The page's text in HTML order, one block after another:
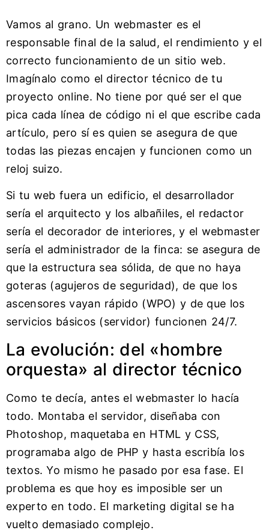
Vamos al grano. Un webmaster es el
responsable final de la salud, el rendimiento y el
correcto funcionamiento de un sitio web.
Imagínalo como el director técnico de tu
proyecto online. No tiene por qué ser el que
pica cada línea de código ni el que escribe cada
artículo, pero sí es quien se asegura de que
todas las piezas encajen y funcionen como un
reloj suizo.
Si tu web fuera un edificio, el desarrollador
sería el arquitecto y los albañiles, el redactor
sería el decorador de interiores, y el webmaster
sería el administrador de la finca: se asegura de
que la estructura sea sólida, de que no haya
goteras (agujeros de seguridad), de que los
ascensores vayan rápido (WPO) y de que los
servicios básicos (servidor) funcionen 24/7.
La evolución: del «hombre
orquesta» al director técnico
Como te decía, antes el webmaster lo hacía
todo. Montaba el servidor, diseñaba con
Photoshop, maquetaba en HTML y CSS,
programaba algo de PHP y hasta escribía los
textos. Yo mismo he pasado por esa fase. El
problema es que hoy es imposible ser un
experto en todo. El marketing digital se ha
vuelto demasiado complejo.